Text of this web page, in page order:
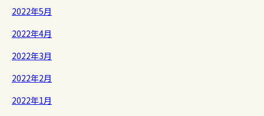
2022年5月
2022年4月
2022年3月
2022年2月
2022年1月